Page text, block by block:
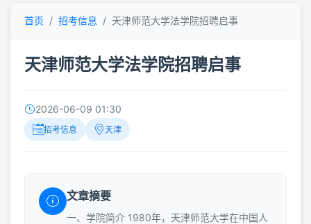
首页 招考信息 天津师范大学法学院招聘启事
天津师范大学法学院招聘启事
2026-06-09 01:30
招考信息 天津
文章摘要
一、学院简介 1980年，天津师范大学在中国人